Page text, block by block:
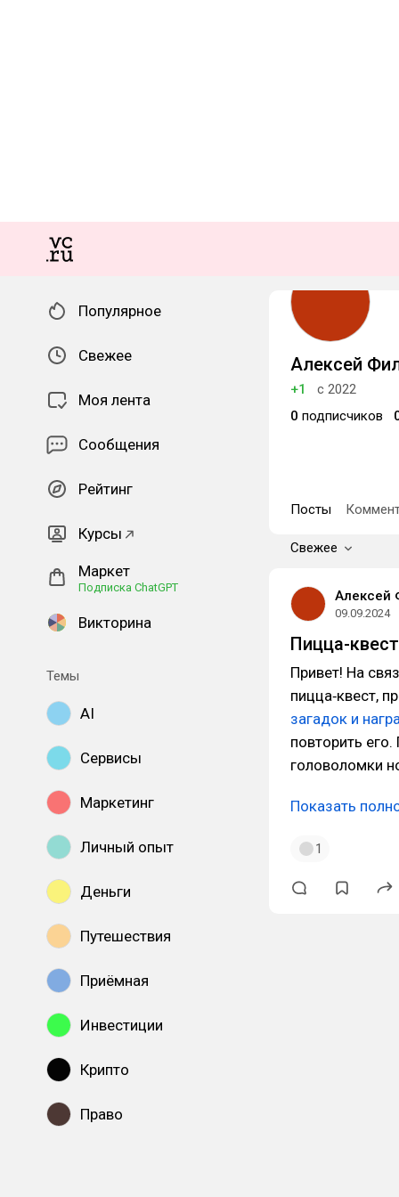
Популярное
Свежее
Моя лента
Сообщения
Рейтинг
Курсы
Маркет
Подписка ChatGPT
Викторина
Темы
AI
Сервисы
Маркетинг
Личный опыт
Деньги
Путешествия
Приёмная
Инвестиции
Крипто
Право
Алексей
+1
с 2022
0 подписчиков
Посты
Свежее
Алексей
09.09.2024
Пицца-
Привет! На
пицца‑квест,
загадок и
повторить
головоломки
Показать
1